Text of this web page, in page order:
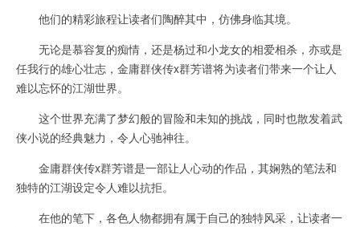
他们的精彩旅程让读者们陶醉其中，仿佛身临其境。
无论是慕容复的痴情，还是杨过和小龙女的相爱相杀，亦或是
任我行的雄心壮志，金庸群侠传x群芳谱将为读者们带来一个让人
难以忘怀的江湖世界。
这个世界充满了梦幻般的冒险和未知的挑战，同时也散发着武
侠小说的经典魅力，令人心驰神往。
金庸群侠传x群芳谱是一部让人心动的作品，其娴熟的笔法和
独特的江湖设定令人难以抗拒。
在他的笔下，各色人物都拥有属于自己的独特风采，让读者一